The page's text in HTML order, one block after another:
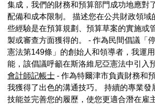
集成，我們的財務和預算部門成功地應對
配備和成本限制。 描述您在公共財政領域
些經驗是在預算規劃、預算草案的實施或
製或審查方面獲得的。 - 作為民間倡議
憲法第149條」的創始人和領導者，我運
能，該倡議呼籲在斯洛維尼亞憲法中引入
會計師記帳士 - 作為特爾津市負責財務和
我獲得了出色的溝通技巧。 持續的專業發
技能並完善您的履歷，使您更適合潛在雇